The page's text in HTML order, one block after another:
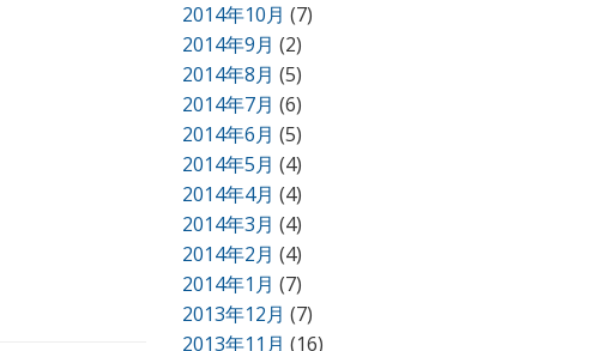
2014年10月 (7)
2014年9月 (2)
2014年8月 (5)
2014年7月 (6)
2014年6月 (5)
2014年5月 (4)
2014年4月 (4)
2014年3月 (4)
2014年2月 (4)
2014年1月 (7)
2013年12月 (7)
2013年11月 (16)